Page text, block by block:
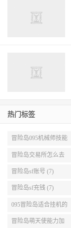
热门标签
冒险岛095机械师技能
展示 (9)
冒险岛交易所怎么去
(8)
冒险岛sf账号 (7)
冒险岛sf充钱 (7)
095冒险岛适合挂机的
地图 (7)
冒险岛萌天使能力加